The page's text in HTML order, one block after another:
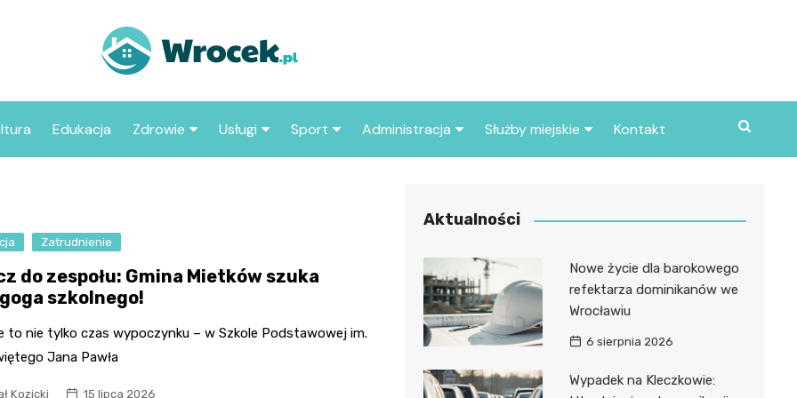
we
Edukacja Zdrowie Usługi
Stacja paliw
Sport
sportowe
Administracja
Urząd miasta
Służby miejskie
Policja
Kontakt
Zatrudnienie
do zespołu: Gmina Mietków szuka
szkolnego!
to nie tylko czas wypoczynku – w Szkole Podstawowej im.
Jana Pawła
Kozicki 15 lipca 2026
Aktualności
Nowe życie dla barokowego
refektarza dominikanów we
Wrocławiu
6 sierpnia 2026
Wypadek na Kleczkowie: